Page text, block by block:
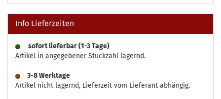
Info Lieferzeiten
sofort lieferbar (1-3 Tage)
Artikel in angegebener Stückzahl lagernd.
3-8 Werktage
Artikel nicht lagernd, Lieferzeit vom Lieferant abhängig.